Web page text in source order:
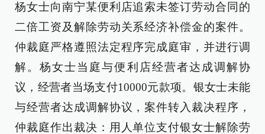
杨女士向南宁某便利店追索未签订劳动合同的
二倍工资及解除劳动关系经济补偿金的案件。
仲裁庭严格遵照法定程序完成庭审，并进行调
解。杨女士当庭与便利店经营者达成调解协
议，经营者当场支付10000元款项。银女士未能
与经营者达成调解协议，案件转入裁决程序，
仲裁庭作出裁决：用人单位支付银女士解除劳